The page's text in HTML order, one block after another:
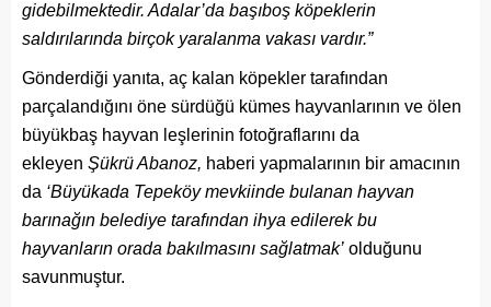
gidebilmektedir. Adalar’da başıboş köpeklerin
saldırılarında birçok yaralanma vakası vardır.”
Gönderdiği yanıta, aç kalan köpekler tarafından
parçalandığını öne sürdüğü kümes hayvanlarının ve ölen
büyükbaş hayvan leşlerinin fotoğraflarını da
ekleyen Şükrü Abanoz, haberi yapmalarının bir amacının
da ‘Büyükada Tepeköy mevkiinde bulanan hayvan
barınağın belediye tarafından ihya edilerek bu
hayvanların orada bakılmasını sağlatmak’ olduğunu
savunmuştur.